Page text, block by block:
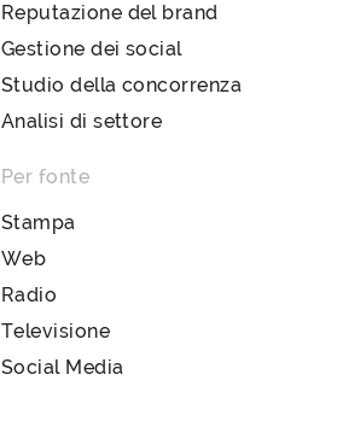
Reputazione del brand
Gestione dei social
Studio della concorrenza
Analisi di settore
Per fonte
Stampa
Web
Radio
Televisione
Social Media